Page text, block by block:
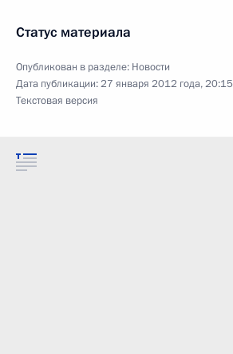
Статус материала
Опубликован в разделе: Новости
Дата публикации:27 января 2012 года, 20:15
Текстовая версия